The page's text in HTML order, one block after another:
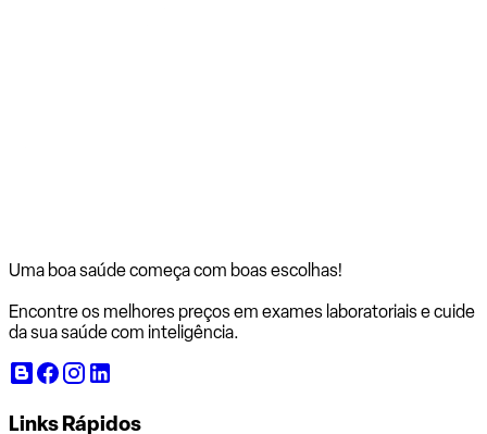
Uma boa saúde começa com boas escolhas!
Encontre os melhores preços em exames laboratoriais e cuide
da sua saúde com inteligência.
Links Rápidos